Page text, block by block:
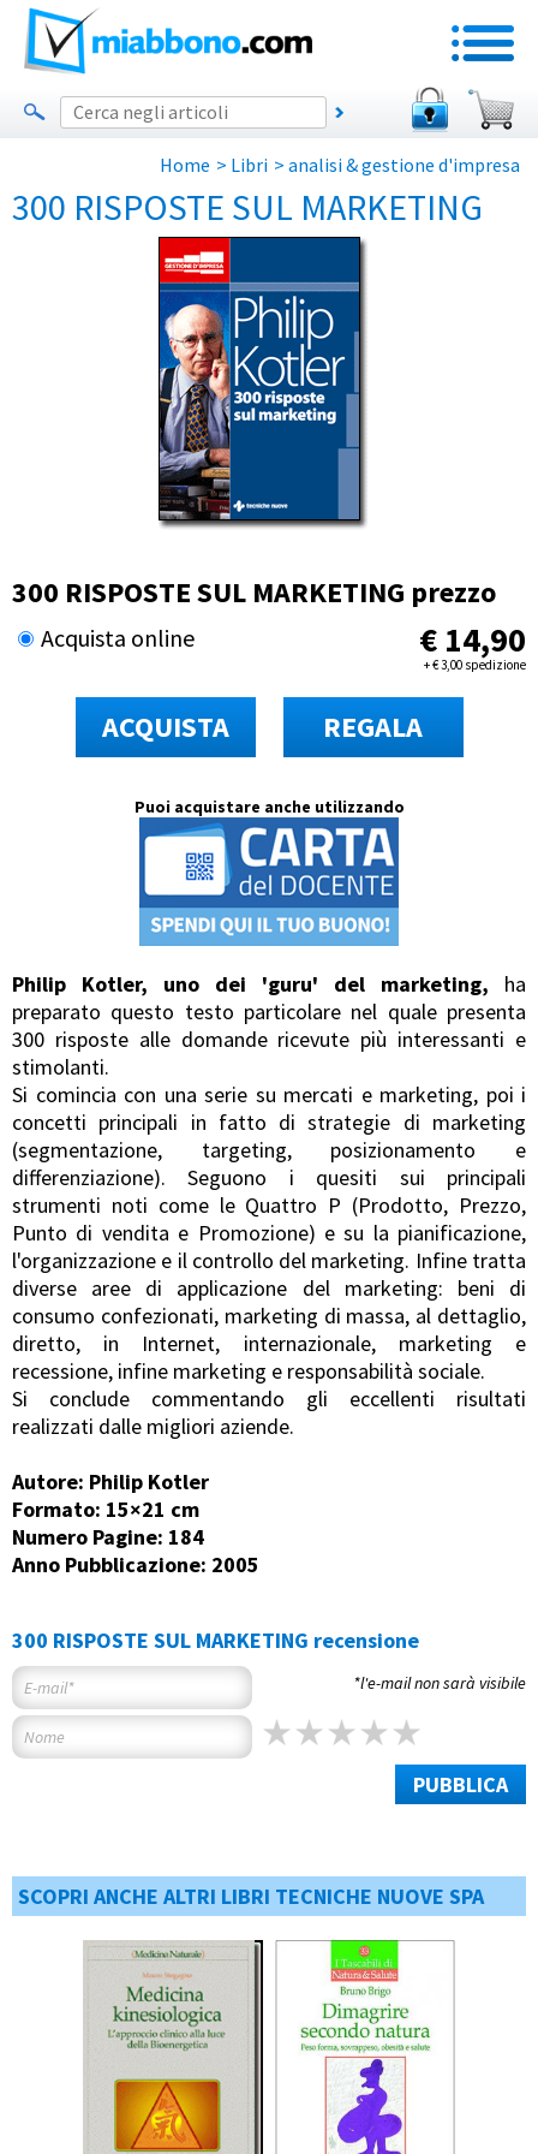
Home > Libri > analisi & gestione d'impresa
300 RISPOSTE SUL MARKETING
300 RISPOSTE SUL MARKETING prezzo
Acquista online € 14,90
+€3,00 spedizione
ACQUISTA REGALA
Puoi acquistare anche utilizzando
Philip Kotler, uno dei 'guru' del marketing, ha
preparato questo testo particolare nel quale presenta
300 risposte alle domande ricevute più interessanti e
stimolanti.
Si comincia con una serie su mercati e marketing, poi i
concetti principali in fatto di strategie di marketing
(segmentazione, targeting, posizionamento e
differenziazione). Seguono i quesiti sui principali
strumenti noti come le Quattro P (Prodotto, Prezzo,
Punto di vendita e Promozione) e su la pianificazione,
l'organizzazione e il controllo del marketing. Infine tratta
diverse aree di applicazione del marketing: beni di
consumo confezionati, marketing di massa, al dettaglio,
diretto, in Internet, internazionale, marketing e
recessione, infine marketing e responsabilità sociale.
Si conclude commentando gli eccellenti risultati
realizzati dalle migliori aziende.
Autore: Philip Kotler
Formato: 15×21 cm
Numero Pagine: 184
Anno Pubblicazione: 2005
300 RISPOSTE SUL MARKETING recensione
*l'e-mail non sarà visibile
PUBBLICA
SCOPRI ANCHE ALTRI LIBRI TECNICHE NUOVE SPA